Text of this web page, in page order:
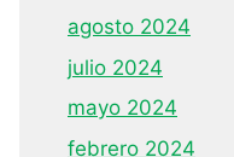
agosto 2024
julio 2024
mayo 2024
febrero 2024